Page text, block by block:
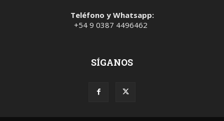
Teléfono y Whatsapp:
+54 9 0387 4496462
SÍGANOS